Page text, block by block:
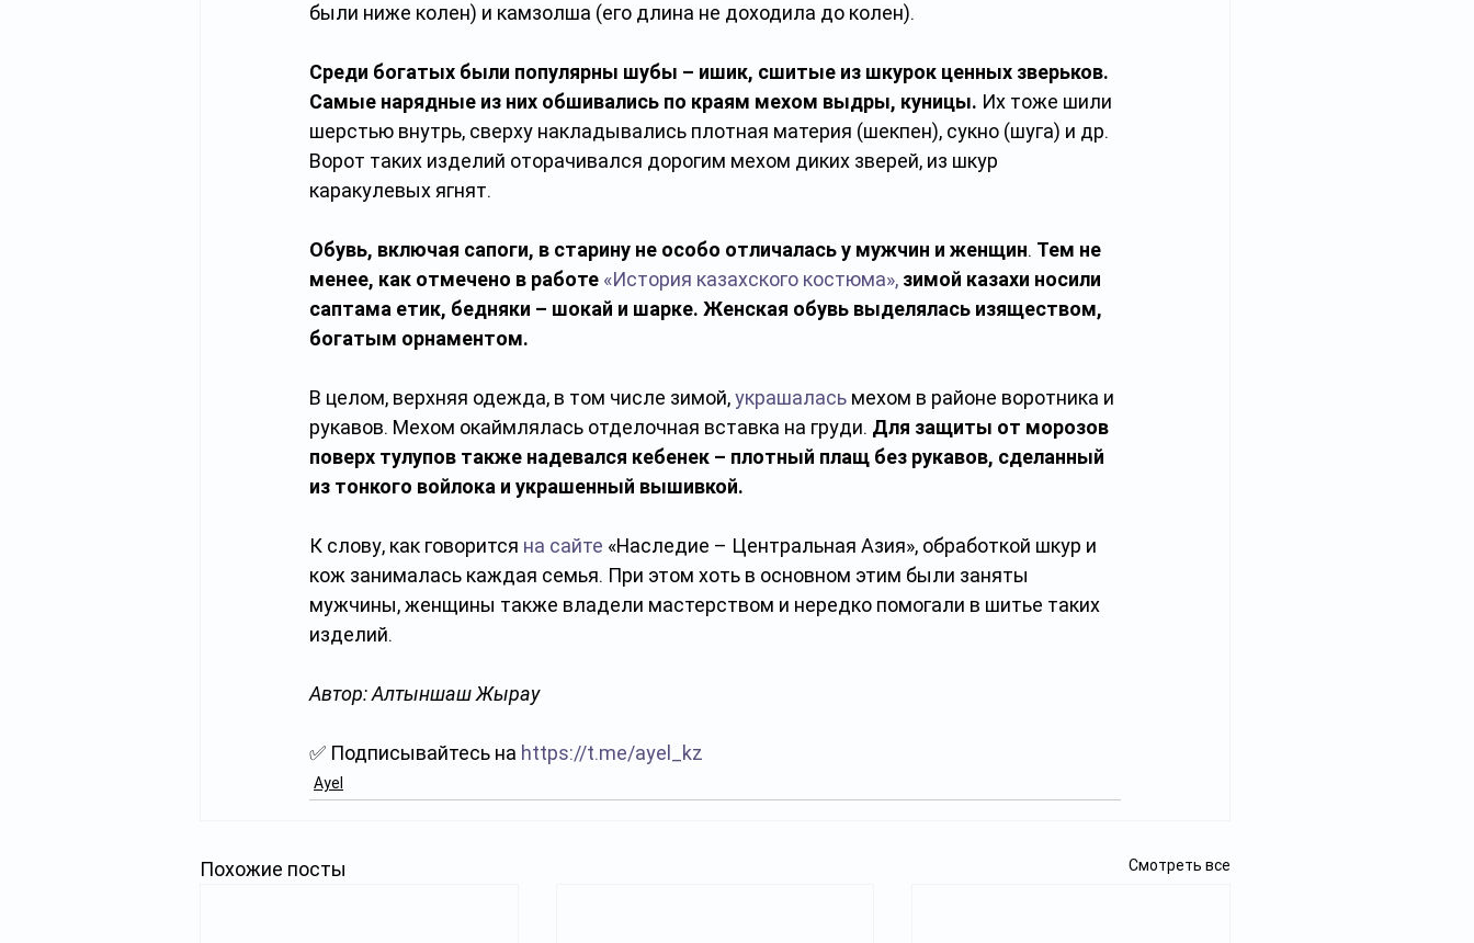
были ниже колен) и камзолша (его длина не доходила до колен).
Среди богатых были популярны шубы – ишик, сшитые из шкурок ценных зверьков.
Самые нарядные из них обшивались по краям мехом выдры, куницы. Их тоже шили
шерстью внутрь, сверху накладывались плотная материя (шекпен), сукно (шуга) и др.
Ворот таких изделий оторачивался дорогим мехом диких зверей, из шкур
каракулевых ягнят.
Обувь, включая сапоги, в старину не особо отличалась у мужчин и женщин. Тем не
менее, как отмечено в работе «История казахского костюма», зимой казахи носили
саптама етик, бедняки – шокай и шарке. Женская обувь выделялась изяществом,
богатым орнаментом.
В целом, верхняя одежда, в том числе зимой, украшалась мехом в районе воротника и
рукавов. Мехом окаймлялась отделочная вставка на груди. Для защиты от морозов
поверх тулупов также надевался кебенек – плотный плащ без рукавов, сделанный
из тонкого войлока и украшенный вышивкой.
К слову, как говорится на сайте «Наследие – Центральная Азия», обработкой шкур и
кож занималась каждая семья. При этом хоть в основном этим были заняты
мужчины, женщины также владели мастерством и нередко помогали в шитье таких
изделий.
Автор: Алтыншаш Жырау
✅ Подписывайтесь на https://t.me/ayel_kz
Ayel
Похожие посты Смотреть все